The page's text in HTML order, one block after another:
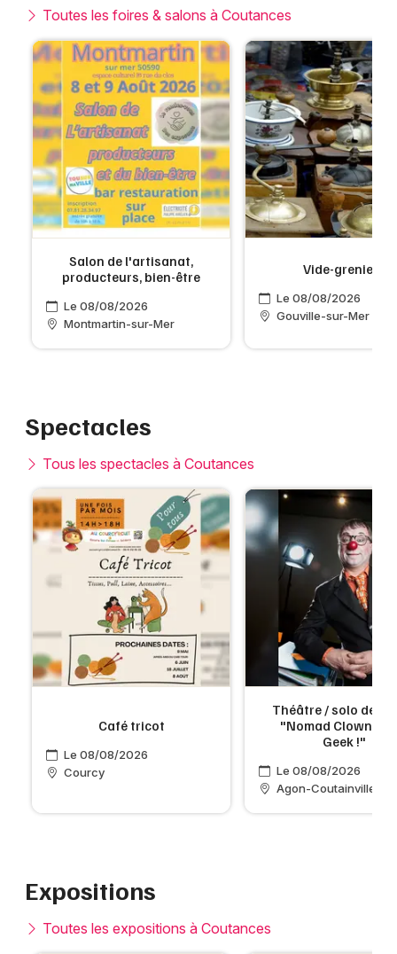
Toutes les foires & salons à Coutances
Salon de l'artisanat,
producteurs, bien-être
Le 08/08/2026
Montmartin-sur-Mer
Vide-greniers
Le 08/08/2026
Gouville-sur-Mer
Spectacles
Tous les spectacles à Coutances
Café tricot
Le 08/08/2026
Courcy
Théâtre / solo de
"Nomad Clown 2 :
Geek !"
Le 08/08/2026
Agon-Coutainville
Expositions
Toutes les expositions à Coutances